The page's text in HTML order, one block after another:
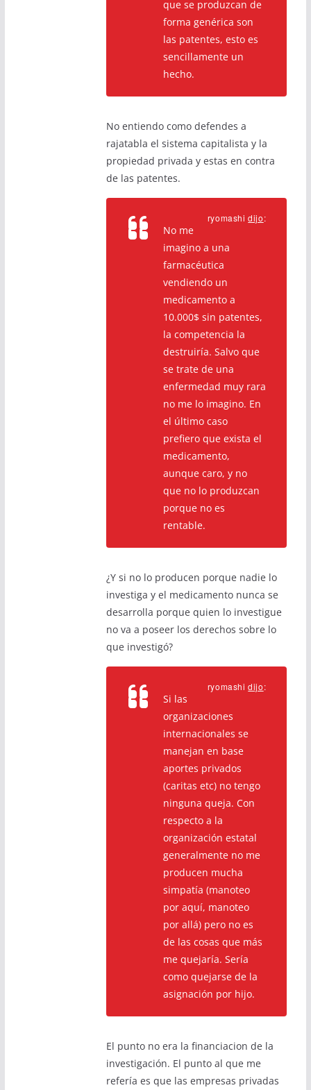
que se produzcan de
forma genérica son
las patentes, esto es
sencillamente un
hecho.
No entiendo como defendes a
rajatabla el sistema capitalista y la
propiedad privada y estas en contra
de las patentes.
ryomashidijo:
No me
imagino a una
farmacéutica
vendiendo un
medicamento a
10.000$ sin patentes,
la competencia la
destruiría. Salvo que
se trate de una
enfermedad muy rara
no me lo imagino. En
el último caso
prefiero que exista el
medicamento,
aunque caro, y no
que no lo produzcan
porque no es
rentable.
¿Y si no lo producen porque nadie lo
investiga y el medicamento nunca se
desarrolla porque quien lo investigue
no va a poseer los derechos sobre lo
que investigó?
ryomashidijo:
Si las
organizaciones
internacionales se
manejan en base
aportes privados
(caritas etc) no tengo
ninguna queja. Con
respecto a la
organización estatal
generalmente no me
producen mucha
simpatía (manoteo
por aquí, manoteo
por allá) pero no es
de las cosas que más
me quejaría. Sería
como quejarse de la
asignación por hijo.
El punto no era la financiacion de la
investigación. El punto al que me
refería es que las empresas privadas